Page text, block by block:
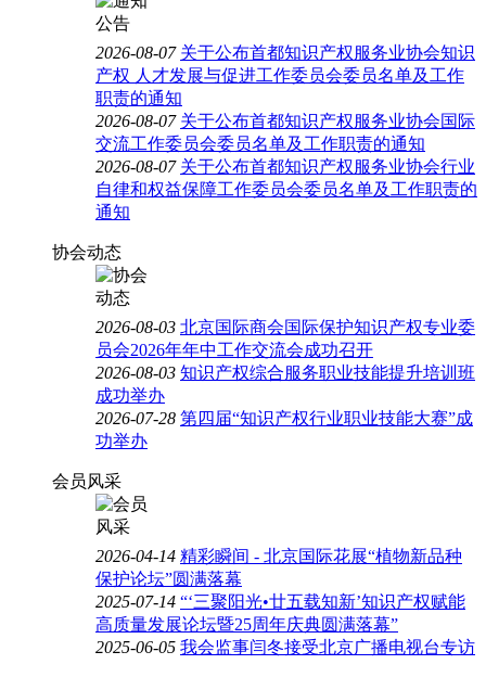
2026-08-07 关于公布首都知识产权服务业协会知识
产权 人才发展与促进工作委员会委员名单及工作
职责的通知
2026-08-07 关于公布首都知识产权服务业协会国际
交流工作委员会委员名单及工作职责的通知
2026-08-07 关于公布首都知识产权服务业协会行业
自律和权益保障工作委员会委员名单及工作职责的
通知
协会动态
2026-08-03 北京国际商会国际保护知识产权专业委
员会2026年年中工作交流会成功召开
2026-08-03 知识产权综合服务职业技能提升培训班
成功举办
2026-07-28 第四届“知识产权行业职业技能大赛”成
功举办
会员风采
2026-04-14 精彩瞬间 - 北京国际花展“植物新品种
保护论坛”圆满落幕
2025-07-14 “‘三聚阳光•廿五载知新’知识产权赋能
高质量发展论坛暨25周年庆典圆满落幕”
2025-06-05 我会监事闫冬接受北京广播电视台专访